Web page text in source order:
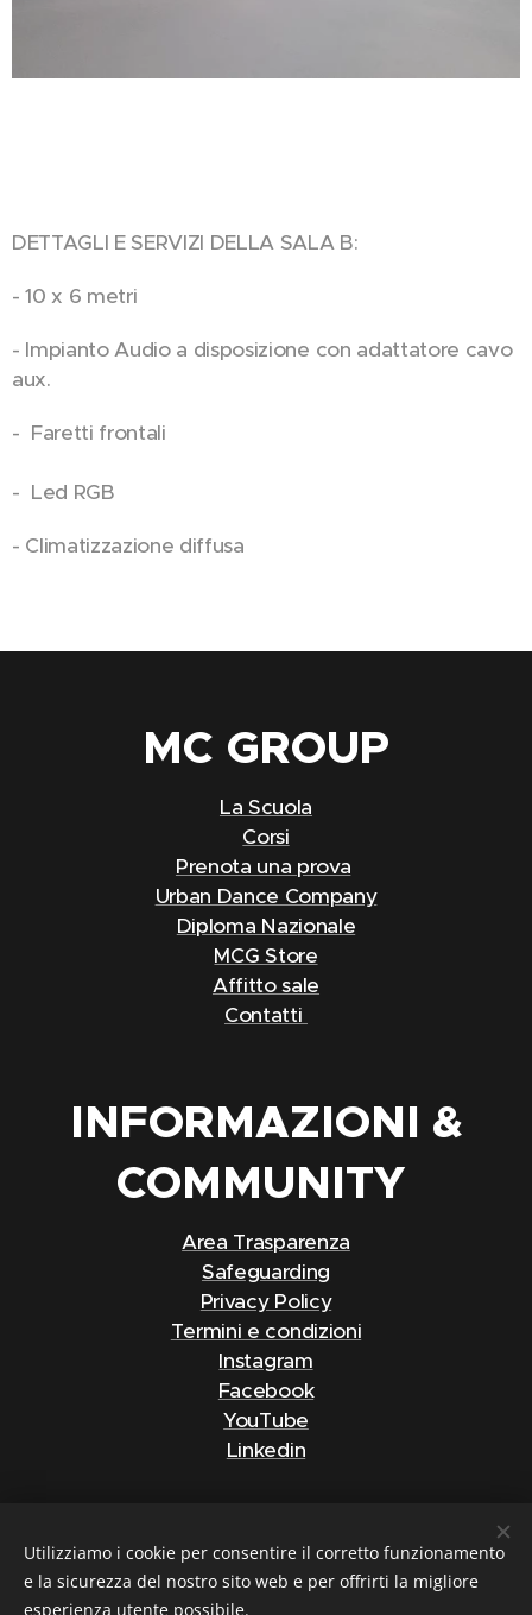
DETTAGLI E SERVIZI DELLA SALA B:
- 10 x 6 metri
- Impianto Audio a disposizione con adattatore cavo
aux.
- Faretti frontali
- Led RGB
- Climatizzazione diffusa
MC GROUP
La Scuola
Corsi
Prenota una prova
Urban Dance Company
Diploma Nazionale
MCG Store
Affitto sale
Contatti
INFORMAZIONI &
COMMUNITY
Area Trasparenza
Safeguarding
Privacy Policy
Termini e condizioni
Instagram
Facebook
YouTube
Linkedin
S.S.D. MC GROUP DANCING SCHOOL SRL
Utilizziamo i cookie per consentire il corretto funzionamento
e la sicurezza del nostro sito web e per offrirti la migliore
esperienza utente possibile.